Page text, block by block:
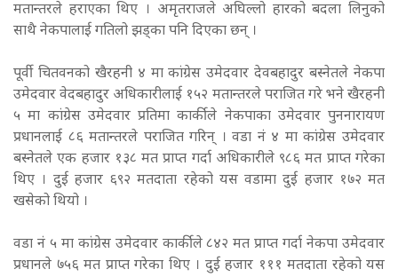
मतान्तरले हराएका थिए । अमृतराजले अघिल्लो हारको बदला लिनुको
साथै नेकपालाई गतिलो झड्का पनि दिएका छन् ।
पूर्वी चितवनको खैरहनी ४ मा कांग्रेस उमेदवार देवबहादुर बस्नेतले नेकपा
उमेदवार वेदबहादुर अधिकारीलाई १५२ मतान्तरले पराजित गरे भने खैरहनी
५ मा कांग्रेस उमेदवार प्रतिमा कार्कीले नेकपाका उमेदवार पुननारायण
प्रधानलाई ८६ मतान्तरले पराजित गरिन् । वडा नं ४ मा कांग्रेस उमेदवार
बस्नेतले एक हजार १३८ मत प्राप्त गर्दा अधिकारीले ९८६ मत प्राप्त गरेका
थिए । दुई हजार ६९२ मतदाता रहेको यस वडामा दुई हजार १७२ मत
खसेको थियो ।
वडा नं ५ मा कांग्रेस उमेदवार कार्कीले ८४२ मत प्राप्त गर्दा नेकपा उमेदवार
प्रधानले ७५६ मत प्राप्त गरेका थिए । दुई हजार १११ मतदाता रहेको यस